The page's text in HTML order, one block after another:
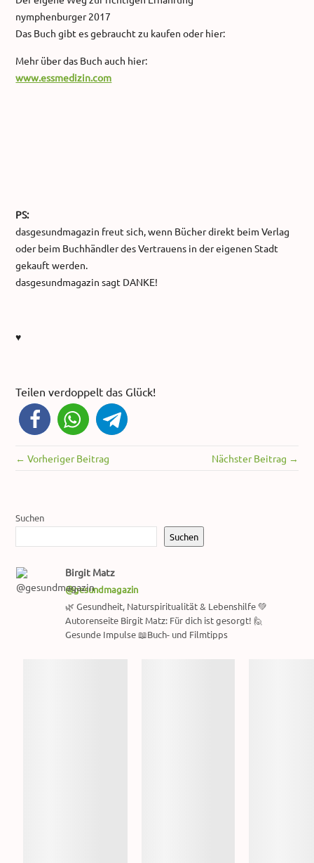
nymphenburger 2017
Das Buch gibt es gebraucht zu kaufen oder hier:
Mehr über das Buch auch hier:
www.essmedizin.com
PS:
dasgesundmagazin freut sich, wenn Bücher direkt beim Verlag
oder beim Buchhändler des Vertrauens in der eigenen Stadt
gekauft werden.
dasgesundmagazin sagt DANKE!
♥
Teilen verdoppelt das Glück!
← Vorheriger Beitrag Nächster Beitrag →
Suchen
Suchen
Birgit Matz
@gesundmagazin
🌿 Gesundheit, Naturspiritualität & Lebenshilfe 💚
Autorenseite Birgit Matz: Für dich ist gesorgt! 🙋
Gesunde Impulse 📖Buch- und Filmtipps